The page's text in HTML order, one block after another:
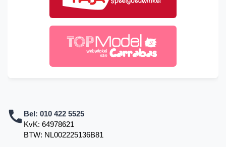
Bel: 010 422 5525
KvK: 64978621
BTW: NL002225136B81